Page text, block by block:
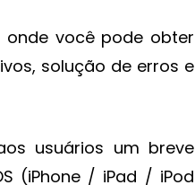
onde você pode obter
solução de erros e
usuários um breve
(iPhone / iPad / iPod